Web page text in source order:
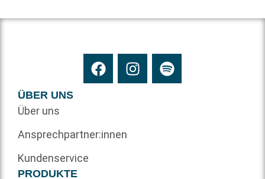
ÜBER UNS
Über uns
Ansprechpartner:innen
Kundenservice
PRODUKTE